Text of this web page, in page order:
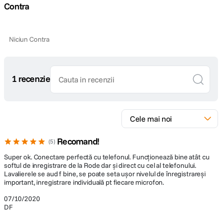
Contra
Niciun Contra
1 recenzie
5 Recomand!
07/10/2020
DF
Super ok. Conectare perfectă cu telefonul. Funcționează bine atât cu
softul de inregistrare de la Rode dar și direct cu cel al telefonului.
Lavalierele se aud f bine, se poate seta ușor nivelul de înregistrareși
important, inregistrare individuală pt fiecare microfon.